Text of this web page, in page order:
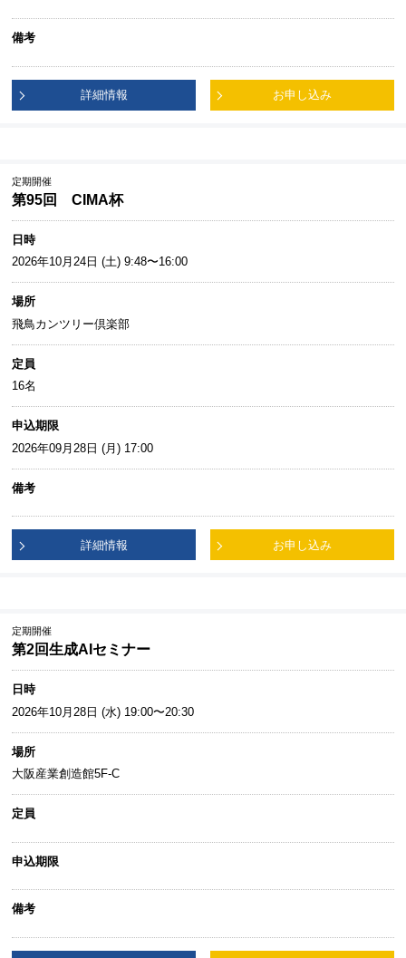
備考
詳細情報 お申し込み
定期開催
第95回 CIMA杯
日時
2026年10月24日 (土) 9:48〜16:00
場所
飛鳥カンツリー倶楽部
定員
16名
申込期限
2026年09月28日 (月) 17:00
備考
詳細情報 お申し込み
定期開催
第2回生成AIセミナー
日時
2026年10月28日 (水) 19:00〜20:30
場所
大阪産業創造館5F-C
定員
申込期限
備考